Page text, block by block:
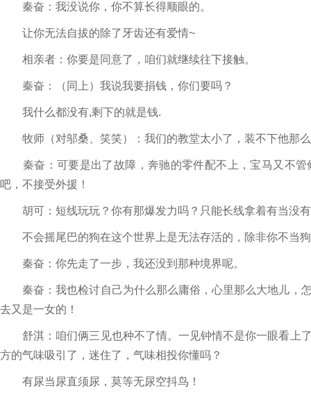
秦奋：我没说你，你不算长得顺眼的。
让你无法自拔的除了牙齿还有爱情~
相亲者：你要是同意了，咱们就继续往下接触。
秦奋：（同上）我说我要捐钱，你们要吗？
我什么都没有,剩下的就是钱.
牧师（对邬桑、笑笑）：我们的教堂太小了，装不下他那
秦奋：可要是出了故障，奔驰的零件配不上，宝马又不管
吧，不接受外援！
胡可：短线玩玩？你有那爆发力吗？只能长线拿着有当没
不会摇尾巴的狗在这个世界上是无法存活的，除非你不当狗
秦奋：你先走了一步，我还没到那种境界呢。
秦奋：我也检讨自己为什么那么庸俗，心里那么大地儿，
去又是一女的！
舒淇：咱们俩三见也种不了情。一见钟情不是你一眼看上
方的气味吸引了，迷住了，气味相投你懂吗？
有尿当尿直须尿，莫等无尿空抖鸟！